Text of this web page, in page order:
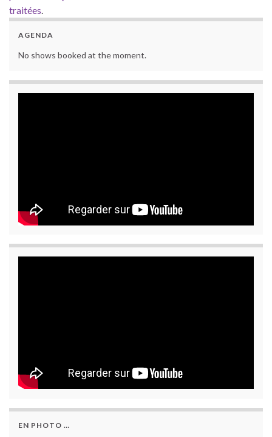
traitées.
AGENDA
No shows booked at the moment.
EN PHOTO …